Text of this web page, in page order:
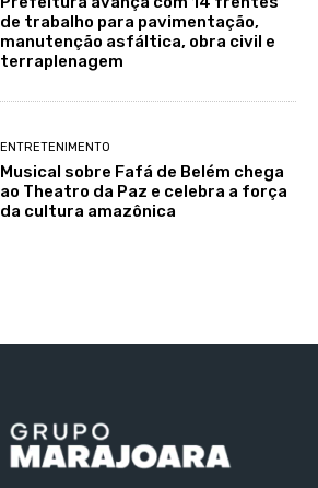
de trabalho para pavimentação,
manutenção asfáltica, obra civil e
terraplenagem
ENTRETENIMENTO
Musical sobre Fafá de Belém chega
ao Theatro da Paz e celebra a força
da cultura amazônica